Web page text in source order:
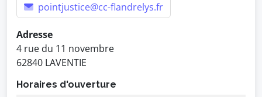
pointjustice@cc-flandrelys.fr
Adresse
4 rue du 11 novembre
62840 LAVENTIE
Horaires d'ouverture